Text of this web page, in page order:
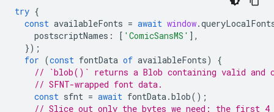
try {
const availableFonts = await window.
postscriptNames : [ 'ComicSansMS' ],
});
for (const fontData of availableFonts)
{
// `blob()` returns a Blob containing valid and
// SFNT-wrapped font data.
const sfnt = await fontData.blob();
// Slice out only the bytes we need: the first 4